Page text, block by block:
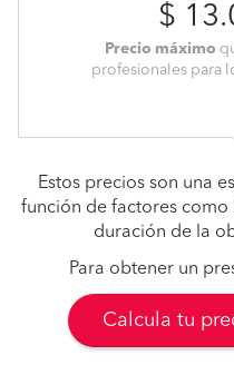
$
Precio máximo
profesionales para
Estos precios son una
función de factores como
duración de la
Para obtener un
Calcula tu